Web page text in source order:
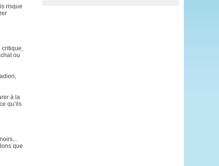
risque
critique,
ou
à la
qu’ils
que